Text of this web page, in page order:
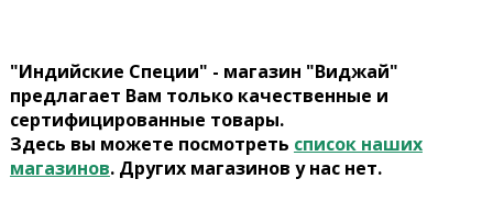
"Индийские Специи" - магазин "Виджай"
предлагает Вам только качественные и
сертифицированные товары.
Здесь вы можете посмотреть список наших
магазинов. Других магазинов у нас нет.